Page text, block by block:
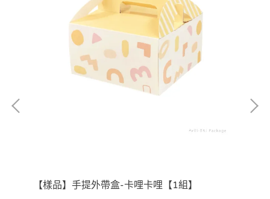
【樣品】手提外帶盒-卡哩卡哩【1組】